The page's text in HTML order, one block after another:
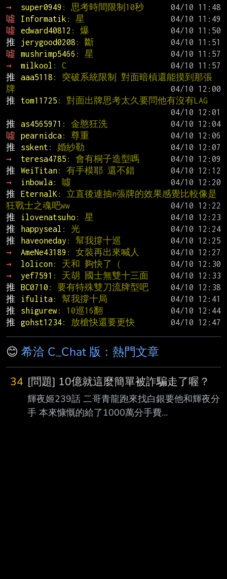
→
super0949 : 思考時間限制10秒
噓
Informatik : 星
噓
edward40812 : 爆
推
jerygood0208 : 斷
噓
mushrimp5466 : 星
→
milkool : C
推
aaa5118 : 突破系統限制 對面暗槓還能摸到那張
牌
推
tom11725 : 對面出牌思考太久要問他有沒有LAG
推
as4565971 : 金憨狂洗
噓
pearnidca: 尊重
推
sskent : 婚紗勒
→
teresa4785 : 會有桐子造型嗎
推
WeiTitan: 有手模耶 還不錯
→
inbowla: 噓
推
EternalK : 立直後連抽n張牌的效果感覺比較像是
狂戰士之魂吧ww
推
ilovenatsuho : 星
推
happyseal : 光
推
haveoneday : 幫我撐十巡
→
AmeNe43189 : 女裝再出來喊人
→
lolicon: 天和 夠快了（
→
yef7591 : 天胡 國士無雙十三面
推
BC0710 : 要有特殊雙刀流牌型吧
推
ifulita: 幫我撐十局
推
shigurew: 10巡16翻
推
gohst1234: 放槍快還要更快
😊 希洽 C_Chat 版：熱門文章
34 [問題] 10億就這麼簡單被詐騙走了喔？
輝夜姬239話 二哥青龍跑來找白銀要他和輝夜分
手 本來慷慨的給了1000萬分手費